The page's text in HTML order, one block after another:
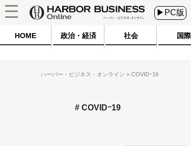
▶PC版
HOME 政治・経済 社会 国際
ハーバー・ビジネス・オンライン COVIDｰ19
COVIDｰ19